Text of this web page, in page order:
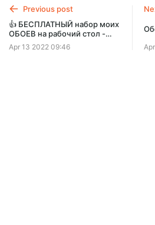
Previous post
👍 БЕСПЛАТНЫЙ набор моих
ОБОЕВ на рабочий стол -
обновляемая
Apr 13 2022 09:46